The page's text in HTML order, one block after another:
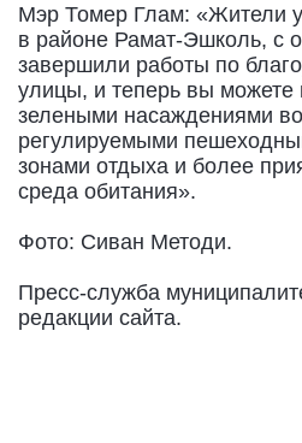
Мэр Томер Глам: «Жители
в районе Рамат-Эшколь, с
завершили работы по
улицы, и теперь вы можете
зелеными насаждениями
регулируемыми
зонами отдыха и более
среда обитания».
Фото: Сиван Методи.
Пресс-служба
редакции сайта.